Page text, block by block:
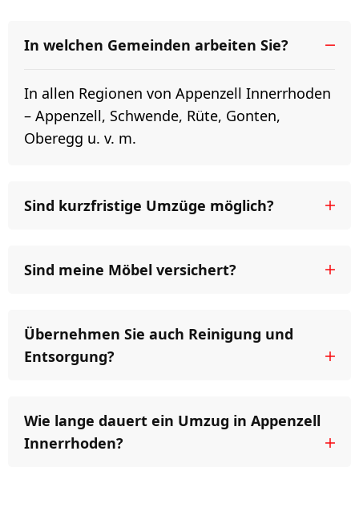
In welchen Gemeinden arbeiten Sie?
In allen Regionen von Appenzell Innerrhoden
– Appenzell, Schwende, Rüte, Gonten,
Oberegg u. v. m.
Sind kurzfristige Umzüge möglich?
Sind meine Möbel versichert?
Übernehmen Sie auch Reinigung und
Entsorgung?
Wie lange dauert ein Umzug in Appenzell
Innerrhoden?